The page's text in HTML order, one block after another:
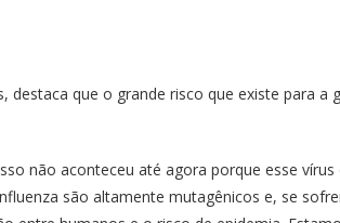
que o grande risco que existe para
não aconteceu até agora porque esse
são altamente mutagênicos e, se